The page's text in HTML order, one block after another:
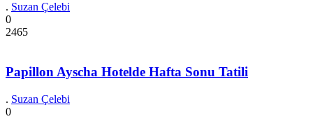
. Suzan Çelebi
0
2465
Papillon Ayscha Hotelde Hafta Sonu Tatili
. Suzan Çelebi
0